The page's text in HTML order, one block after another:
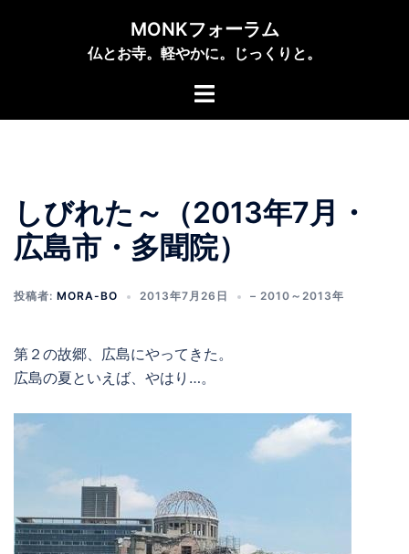
MONKフォーラム
仏とお寺。軽やかに。じっくりと。
ト
ュ
ー
しびれた～（2013年7月・
広島市・多聞院）
投稿者: MORA-BO 2013年7月26日 – 2010～2013年
第２の故郷、広島にやってきた。
広島の夏といえば、やはり…。